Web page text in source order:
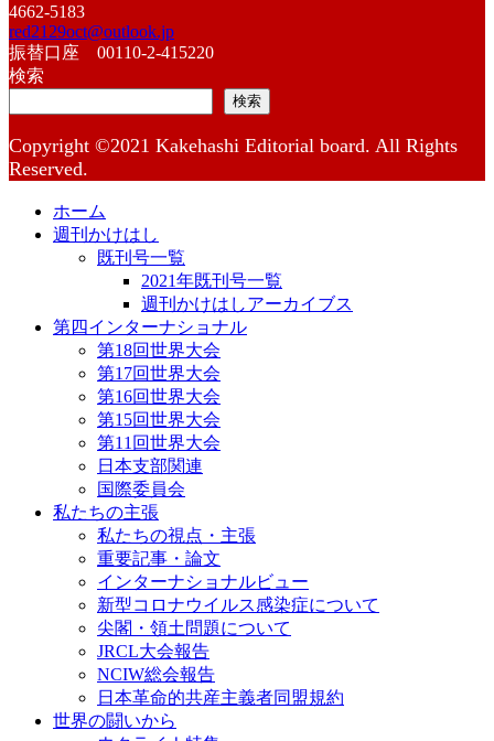
4662-5183
red2129oct@outlook.jp
振替口座 00110-2-415220
検索
検索
Copyright ©2021 Kakehashi Editorial board. All Rights
Reserved.
ホーム
週刊かけはし
既刊号一覧
2021年既刊号一覧
週刊かけはしアーカイブス
第四インターナショナル
第18回世界大会
第17回世界大会
第16回世界大会
第15回世界大会
第11回世界大会
日本支部関連
国際委員会
私たちの主張
私たちの視点・主張
重要記事・論文
インターナショナルビュー
新型コロナウイルス感染症について
尖閣・領土問題について
JRCL大会報告
NCIW総会報告
日本革命的共産主義者同盟規約
世界の闘いから